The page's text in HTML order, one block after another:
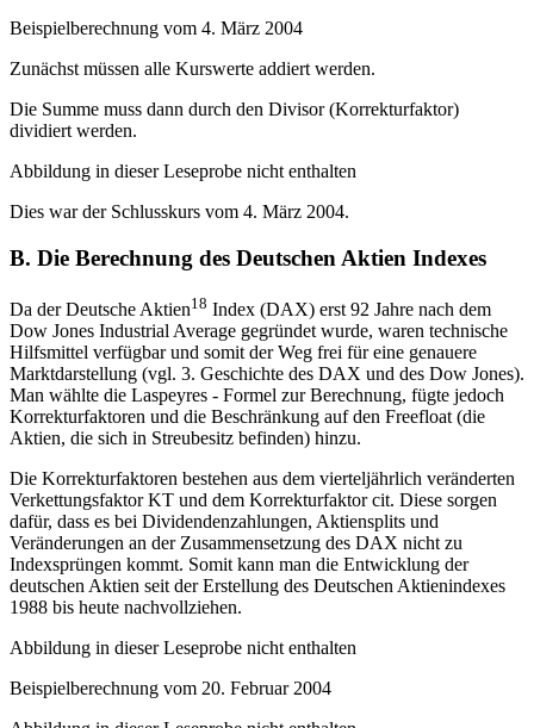
Beispielberechnung vom 4. März 2004
Zunächst müssen alle Kurswerte addiert werden.
Die Summe muss dann durch den Divisor (Korrekturfaktor)
dividiert werden.
Abbildung in dieser Leseprobe nicht enthalten
Dies war der Schlusskurs vom 4. März 2004.
B. Die Berechnung des Deutschen Aktien Indexes
Da der Deutsche Aktien18 Index (DAX) erst 92 Jahre nach dem
Dow Jones Industrial Average gegründet wurde, waren technische
Hilfsmittel verfügbar und somit der Weg frei für eine genauere
Marktdarstellung (vgl. 3. Geschichte des DAX und des Dow Jones).
Man wählte die Laspeyres - Formel zur Berechnung, fügte jedoch
Korrekturfaktoren und die Beschränkung auf den Freefloat (die
Aktien, die sich in Streubesitz befinden) hinzu.
Die Korrekturfaktoren bestehen aus dem vierteljährlich veränderten
Verkettungsfaktor KT und dem Korrekturfaktor cit. Diese sorgen
dafür, dass es bei Dividendenzahlungen, Aktiensplits und
Veränderungen an der Zusammensetzung des DAX nicht zu
Indexsprüngen kommt. Somit kann man die Entwicklung der
deutschen Aktien seit der Erstellung des Deutschen Aktienindexes
1988 bis heute nachvollziehen.
Abbildung in dieser Leseprobe nicht enthalten
Beispielberechnung vom 20. Februar 2004